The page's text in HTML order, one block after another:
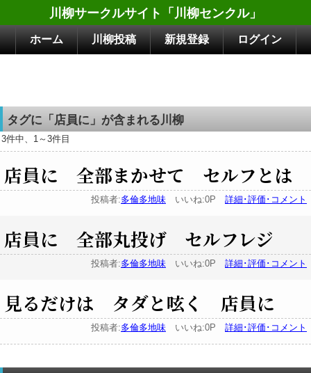
川柳サークルサイト「川柳センクル」
ホーム 川柳投稿 新規登録 ログイン
タグに「店員に」が含まれる川柳
3件中、1～3件目
店員に 全部まかせて セルフとは
投稿者:多倫多地味 いいね:0P 詳細･評価･コメント
店員に 全部丸投げ セルフレジ
投稿者:多倫多地味 いいね:0P 詳細･評価･コメント
見るだけは タダと呟く 店員に
投稿者:多倫多地味 いいね:0P 詳細･評価･コメント